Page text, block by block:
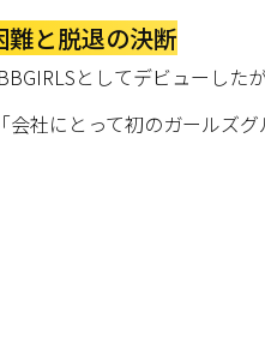
難と脱退の決断
としてデビューした
社にとって初のガールズ